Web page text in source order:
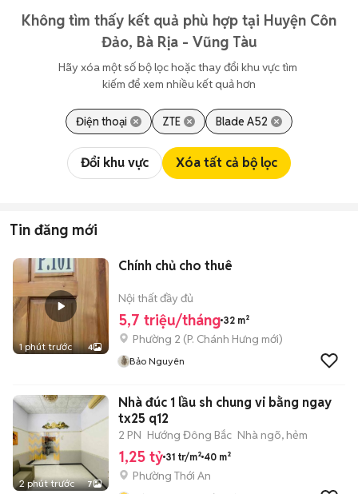
Không tìm thấy kết quả phù hợp tại Huyện Côn
Đảo, Bà Rịa - Vũng Tàu
Hãy xóa một số bộ lọc hoặc thay đổi khu vực tìm
kiếm để xem nhiều kết quả hơn
Điện thoại ZTE Blade A52
Đổi khu vực Xóa tất cả bộ lọc
Tin đăng mới
1 phút trước 4
Chính chủ cho thuê
Nội thất đầy đủ
5,7 triệu/tháng 32 m²
Phường 2 (P. Chánh Hưng mới)
Bảo Nguyên
2 phút trước 7
Nhà đúc 1 lầu sh chung vi bằng ngay
tx25 q12
2 PN Hướng Đông Bắc Nhà ngõ, hẻm
1,25 tỷ 31 tr/m² 40 m²
Phường Thới An